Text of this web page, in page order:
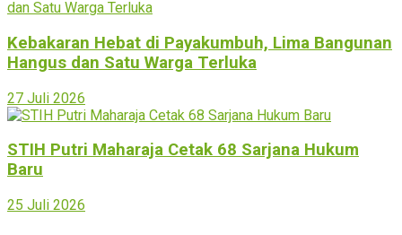
Kebakaran Hebat di Payakumbuh, Lima Bangunan
Hangus dan Satu Warga Terluka
27 Juli 2026
STIH Putri Maharaja Cetak 68 Sarjana Hukum
Baru
25 Juli 2026